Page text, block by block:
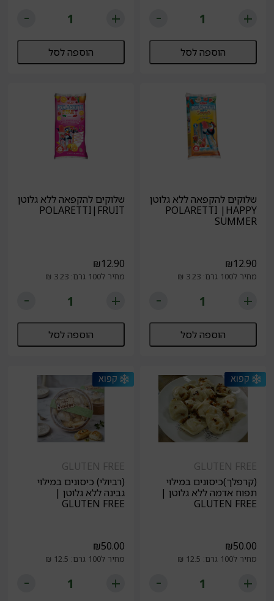
הוספה לסל הוספה לסל
שלוקים להקפאה ללא גלוטן
POLARETTI |HAPPY
SUMMER
₪12.90
מחיר ל100 גרם: 3.23 ₪
הוספה לסל
שלוקים להקפאה ללא גלוטן
POLARETTI|FRUIT
₪12.90
מחיר ל100 גרם: 3.23 ₪
הוספה לסל
GLUTEN FREE
(קרפלך)כיסונים במילוי
תפוח אדמה ללא גלוטן |
GLUTEN FREE
₪50.00
מחיר ל100 גרם: 12.5 ₪
GLUTEN FREE
(רביולי) כיסונים במילוי
גבינה ללא גלוטן |
GLUTEN FREE
₪50.00
מחיר ל100 גרם: 12.5 ₪